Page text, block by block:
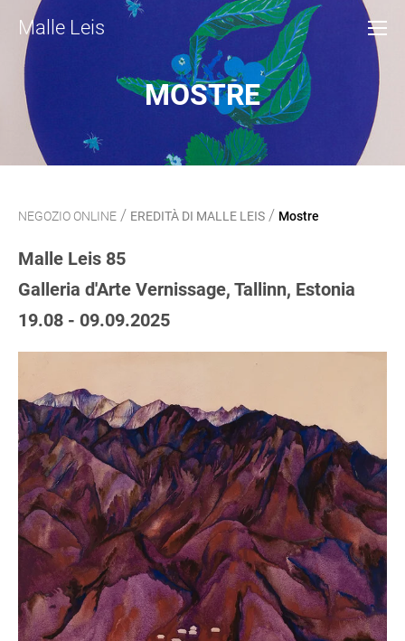
Malle Leis
MOSTRE
NEGOZIO ONLINE / EREDITÀ DI MALLE LEIS / Mostre
Malle Leis 85
Galleria d'Arte Vernissage, Tallinn, Estonia
19.08 - 09.09.2025